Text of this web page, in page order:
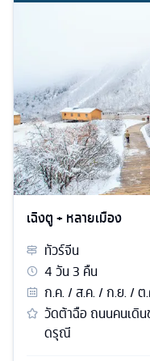
เฉิงตู + หลายเมือง
ทัวร์จีน
4วัน3 คืน
ก.ค. / ส.ค. / ก.ย. / ต
วัดต้าฉือ ถนนคนเดิน
ดรุณี